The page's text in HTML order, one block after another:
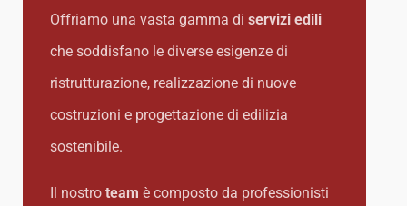
Offriamo una vasta gamma di servizi edili
che soddisfano le diverse esigenze di
ristrutturazione, realizzazione di nuove
costruzioni e progettazione di edilizia
sostenibile.
Il nostro team è composto da professionisti